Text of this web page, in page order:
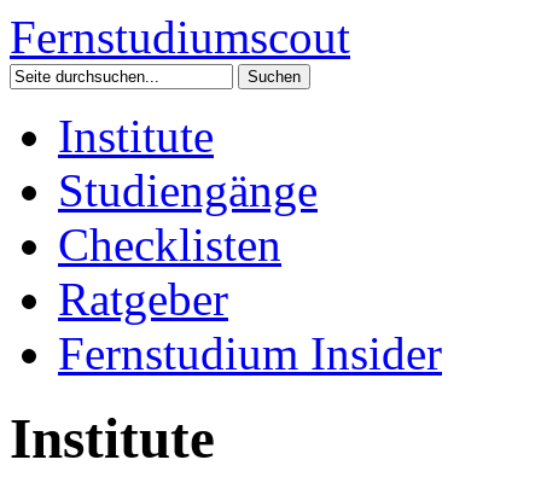
Fernstudiumscout
Institute
Studiengänge
Checklisten
Ratgeber
Fernstudium Insider
Institute